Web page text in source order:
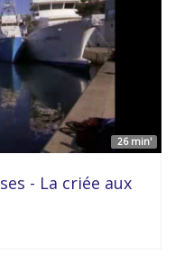
26 min'
- La criée aux